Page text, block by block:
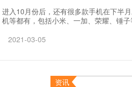
进入10月份后，还有很多款手机在下半
机等都有，包括小米、一加、荣耀、锤
2021-03-05
资讯